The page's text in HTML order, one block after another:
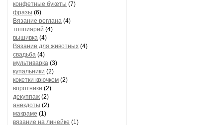
конфетные букеты (7)
фразы (6)
Вязание реглана (4)
топпиарий (4)
вышивка (4)
Вязание для животных (4)
свадьба (4)
мультиварка (3)
купальники (2)
кокетки крючком (2)
воротники (2)
декуппаж (2)
анекдоты (2)
макраме (1)
вязание на линейке (1)